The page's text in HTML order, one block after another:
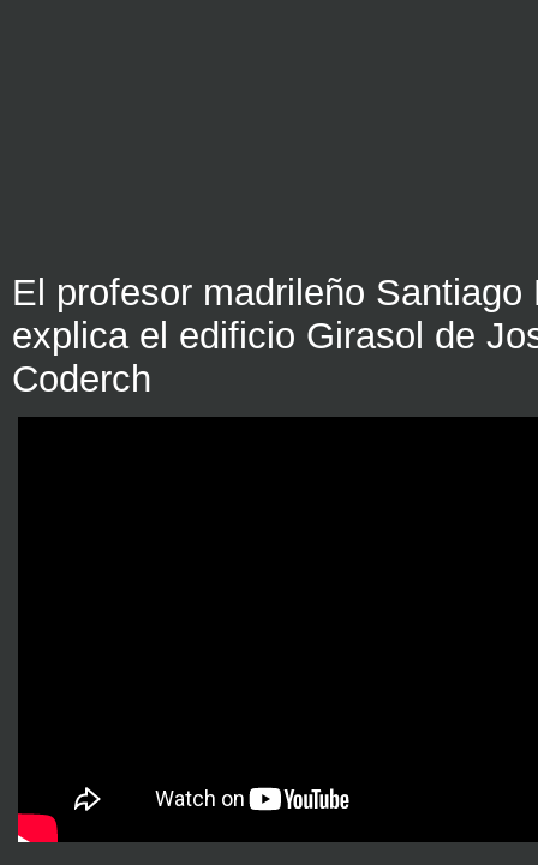
El profesor madrileño Santiago
explica el edificio Girasol de
Coderch